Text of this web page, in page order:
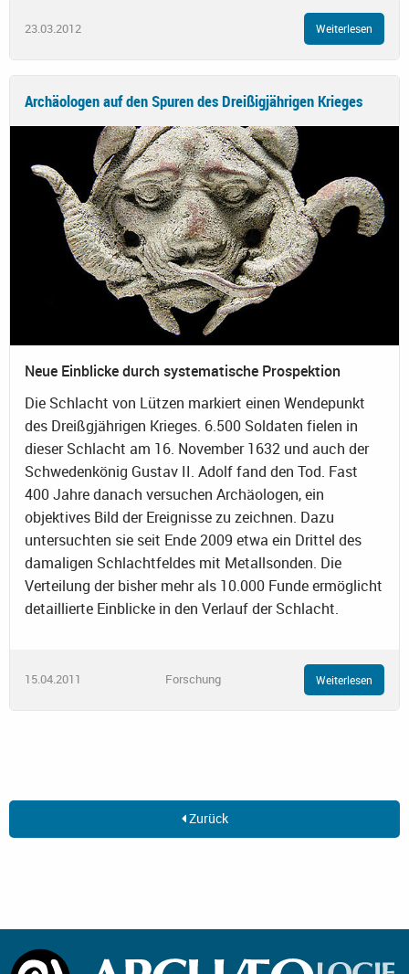
23.03.2012 Weiterlesen
Archäologen auf den Spuren des Dreißigjährigen Krieges
Neue Einblicke durch systematische Prospektion
Die Schlacht von Lützen markiert einen Wendepunkt
des Dreißgjährigen Krieges. 6.500 Soldaten fielen in
dieser Schlacht am 16. November 1632 und auch der
Schwedenkönig Gustav II. Adolf fand den Tod. Fast
400 Jahre danach versuchen Archäologen, ein
objektives Bild der Ereignisse zu zeichnen. Dazu
untersuchten sie seit Ende 2009 etwa ein Drittel des
damaligen Schlachtfeldes mit Metallsonden. Die
Verteilung der bisher mehr als 10.000 Funde ermöglicht
detaillierte Einblicke in den Verlauf der Schlacht.
15.04.2011 Forschung Weiterlesen
Zurück